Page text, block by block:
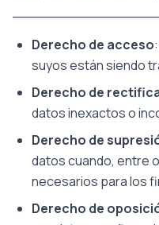
Derecho de acceso
suyos están siendo
Derecho de
datos inexactos o
Derecho de
datos cuando, entre
necesarios para los
Derecho de